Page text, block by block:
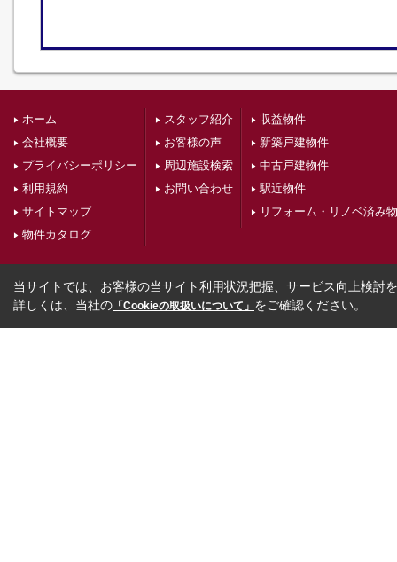
ホーム
会社概要
プライバシーポリシー
利用規約
サイトマップ
物件カタログ
スタッフ紹介
お客様の声
周辺施設検索
お問い合わせ
収益物件
新築戸建物件
中古戸建物件
駅近物件
リフォーム・リノベ済み
当サイトでは、お客様の当サイト利用状況把握、サービス向上検討
詳しくは、当社の 「Cookieの取扱いについて」 をご確認ください。